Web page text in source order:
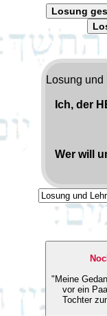
Losung
Losung
Ich, der
Wer will
"Meine
vor ein Paar Tagen
Tochter